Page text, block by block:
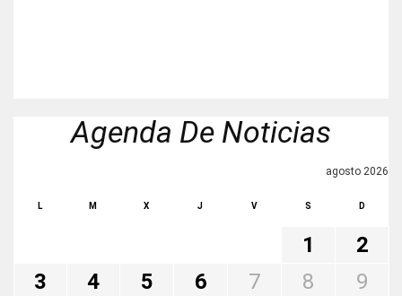
Agenda De Noticias
agosto 2026
L M X J V S D
1
2
3
4 5 6 7 8
9